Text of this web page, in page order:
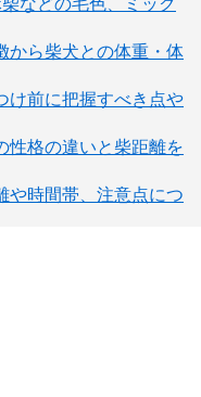
から柴犬との体重・体
け前に把握すべき点や
性格の違いと柴距離を
や時間帯、注意点につ